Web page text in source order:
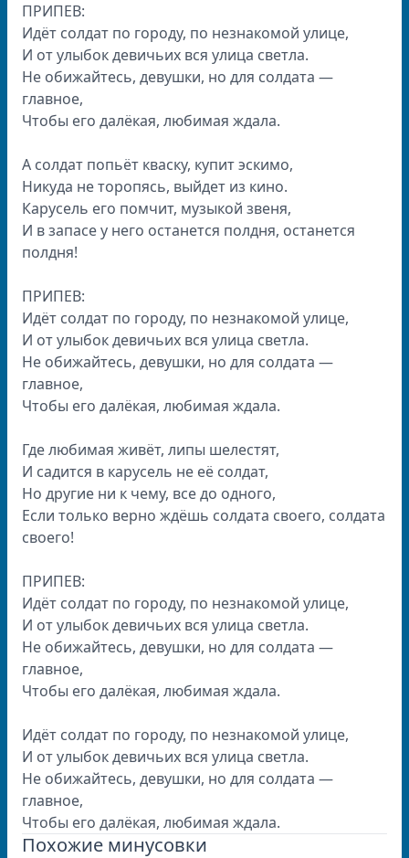
ПРИПЕВ:
Идёт солдат по городу, по незнакомой улице,
И от улыбок девичьих вся улица светла.
Не обижайтесь, девушки, но для солдата —
главное,
Чтобы его далёкая, любимая ждала.
А солдат попьёт кваску, купит эскимо,
Никуда не торопясь, выйдет из кино.
Карусель его помчит, музыкой звеня,
И в запасе у него останется полдня, останется
полдня!
ПРИПЕВ:
Идёт солдат по городу, по незнакомой улице,
И от улыбок девичьих вся улица светла.
Не обижайтесь, девушки, но для солдата —
главное,
Чтобы его далёкая, любимая ждала.
Где любимая живёт, липы шелестят,
И садится в карусель не её солдат,
Но другие ни к чему, все до одного,
Если только верно ждёшь солдата своего, солдата
своего!
ПРИПЕВ:
Идёт солдат по городу, по незнакомой улице,
И от улыбок девичьих вся улица светла.
Не обижайтесь, девушки, но для солдата —
главное,
Чтобы его далёкая, любимая ждала.
Идёт солдат по городу, по незнакомой улице,
И от улыбок девичьих вся улица светла.
Не обижайтесь, девушки, но для солдата —
главное,
Чтобы его далёкая, любимая ждала.
Похожие минусовки